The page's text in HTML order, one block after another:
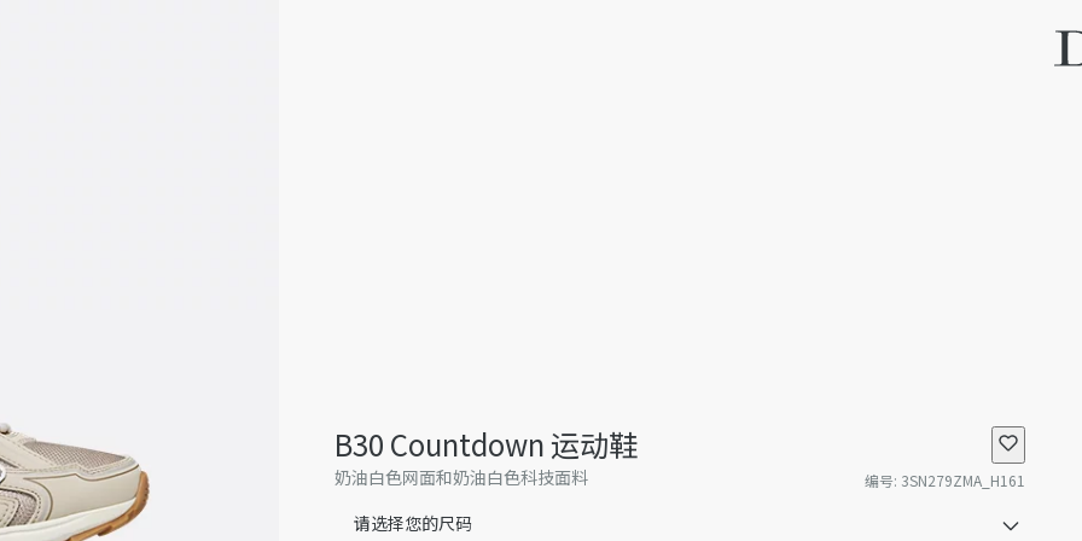
B30 Countdown 运动鞋
奶油白色网面和奶油白色科技面料 编号: 3SN279ZMA_H161
请选择您的尺码